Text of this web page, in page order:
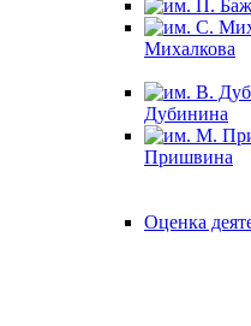
Михалкова
Дубинина
Пришвина
Оценка